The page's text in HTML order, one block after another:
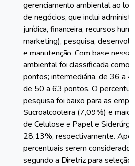
gerenciamento ambiental ao
de negócios, que inclui
jurídica, financeira, recursos
marketing), pesquisa,
e manutenção. Com base nessa
ambiental foi classificada como:
pontos; intermediária, de 36 a
de 50 a 63 pontos. O
pesquisa foi baixo para as
Sucroalcooleira (7,09%) e
de Celulose e Papel e
28,13%, respectivamente.
percentuais serem
segundo a Diretriz para seleção